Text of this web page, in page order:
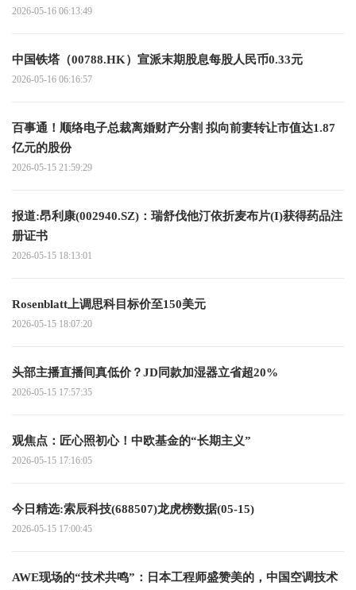
2026-05-16 06:13:49
中国铁塔（00788.HK）宣派末期股息每股人民币0.33元
2026-05-16 06:16:57
百事通！顺络电子总裁离婚财产分割 拟向前妻转让市值达1.87
亿元的股份
2026-05-15 21:59:29
报道:昂利康(002940.SZ)：瑞舒伐他汀依折麦布片(I)获得药品注
册证书
2026-05-15 18:13:01
Rosenblatt上调思科目标价至150美元
2026-05-15 18:07:20
头部主播直播间真低价？JD同款加湿器立省超20%
2026-05-15 17:57:35
观焦点：匠心照初心！中欧基金的“长期主义”
2026-05-15 17:16:05
今日精选:索辰科技(688507)龙虎榜数据(05-15)
2026-05-15 17:00:45
AWE现场的“技术共鸣”：日本工程师盛赞美的，中国空调技术